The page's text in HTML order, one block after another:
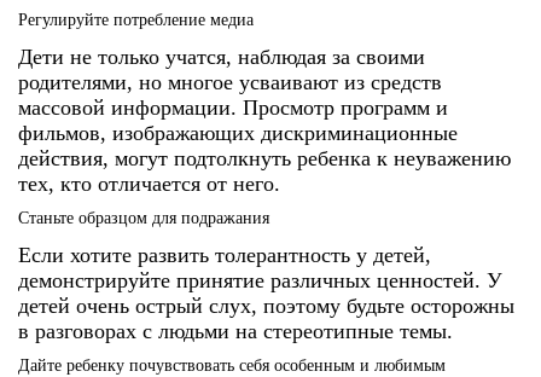
Регулируйте потребление медиа
Дети не только учатся, наблюдая за своими
родителями, но многое усваивают из средств
массовой информации. Просмотр программ и
фильмов, изображающих дискриминационные
действия, могут подтолкнуть ребенка к неуважению
тех, кто отличается от него.
Станьте образцом для подражания
Если хотите развить толерантность у детей,
демонстрируйте принятие различных ценностей. У
детей очень острый слух, поэтому будьте осторожны
в разговорах с людьми на стереотипные темы.
Дайте ребенку почувствовать себя особенным и любимым